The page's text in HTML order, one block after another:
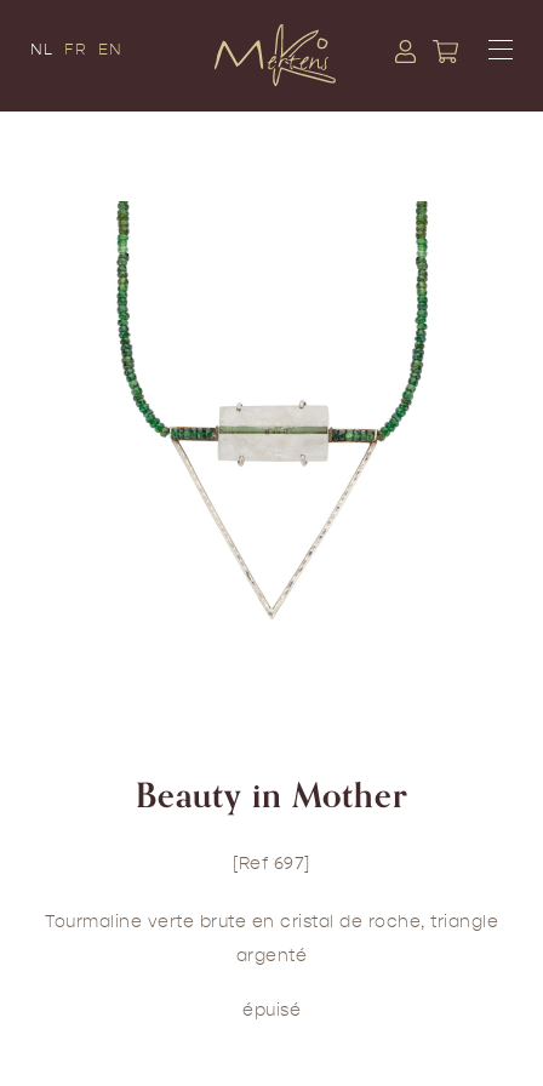
NL FR EN
Beauty in Mother
[Ref 697]
Tourmaline verte brute en cristal de roche, triangle
argenté
épuisé